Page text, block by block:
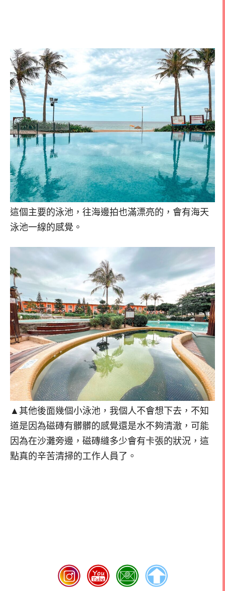
這個主要的泳池，往海邊拍也滿漂亮的，會有海天
泳池一線的感覺。
▲其他後面幾個小泳池，我個人不會想下去，不知
道是因為磁磚有髒髒的感覺還是水不夠清澈，可能
因為在沙灘旁邊，磁磚縫多少會有卡張的狀況，這
點真的辛苦清掃的工作人員了。